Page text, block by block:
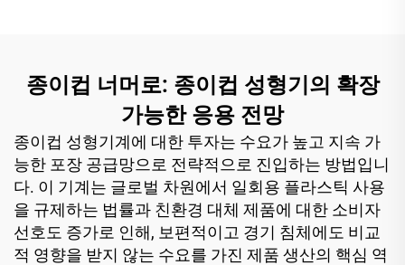
종이컵 너머로: 종이컵 성형기의 확장
가능한 응용 전망
종이컵 성형기계에 대한 투자는 수요가 높고 지속 가
능한 포장 공급망으로 전략적으로 진입하는 방법입니
다. 이 기계는 글로벌 차원에서 일회용 플라스틱 사용
을 규제하는 법률과 친환경 대체 제품에 대한 소비자
선호도 증가로 인해, 보편적이고 경기 침체에도 비교
적 영향을 받지 않는 수요를 가진 제품 생산의 핵심 역